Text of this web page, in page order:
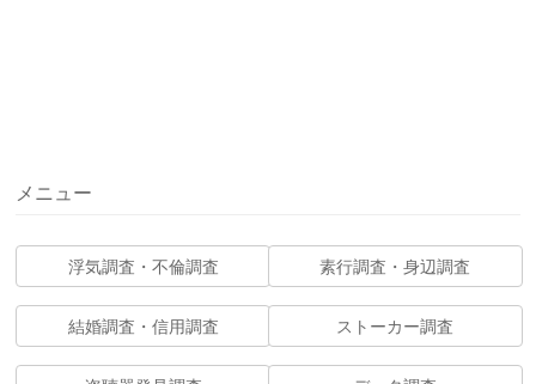
メニュー
浮気調査・不倫調査 素行調査・身辺調査
結婚調査・信用調査 ストーカー調査